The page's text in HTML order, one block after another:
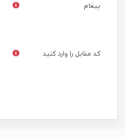
پیغام
کد مقابل را وارد کنید